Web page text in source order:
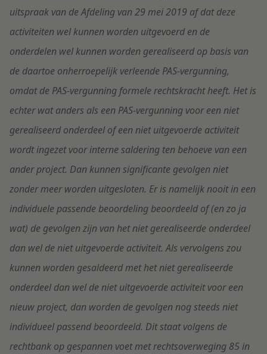
uitspraak van de Afdeling van 29 mei 2019 af dat deze
activiteiten wel kunnen worden uitgevoerd en de
onderdelen wel kunnen worden gerealiseerd op basis van
de daartoe onherroepelijk verleende PAS-vergunning,
omdat de PAS-vergunning formele rechtskracht heeft. Het is
echter wat anders als een PAS-vergunning voor een niet
gerealiseerd onderdeel of een niet uitgevoerde activiteit
wordt ingezet voor interne saldering ten behoeve van een
ander project. Dan kunnen significante gevolgen niet
zonder meer worden uitgesloten. Er is namelijk nooit in een
individuele passende beoordeling beoordeeld of (en zo ja
wat) de gevolgen zijn van het niet gerealiseerde onderdeel
dan wel de niet uitgevoerde activiteit. Als vervolgens zou
kunnen worden gesaldeerd met het niet gerealiseerde
onderdeel dan wel de niet uitgevoerde activiteit voor een
nieuw project, dan worden de gevolgen nog steeds niet
individueel passend beoordeeld. Dit staat volgens de
rechtbank op gespannen voet met rechtsoverweging 85 in